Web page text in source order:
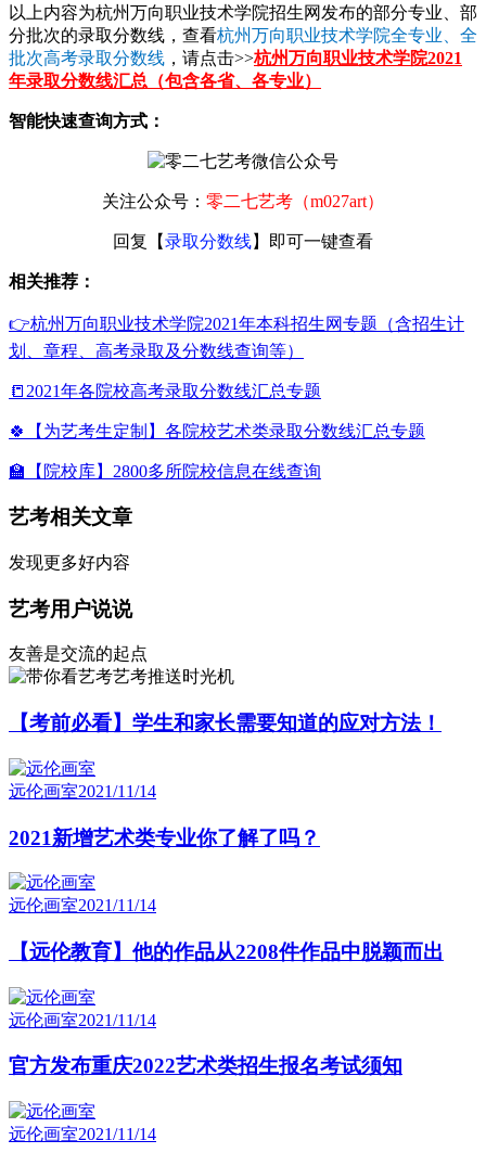
以上内容为杭州万向职业技术学院招生网发布的部分专业、部
分批次的录取分数线，查看杭州万向职业技术学院全专业、全
批次高考录取分数线 ，请点击>>杭州万向职业技术学院2021
年录取分数线汇总（包含各省、各专业）
智能快速查询方式：
关注公众号： 零二七艺考（m027art）
回复【录取分数线】即可一键查看
相关推荐：
👉杭州万向职业技术学院2021年本科招生网专题（含招生计
划、章程、高考录取及分数线查询等）
📒2021年各院校高考录取分数线汇总专题
🍀【为艺考生定制】各院校艺术类录取分数线汇总专题
🏫【院校库】2800多所院校信息在线查询
艺考相关文章
发现更多好内容
艺考用户说说
友善是交流的起点
艺考推送时光机
【考前必看】学生和家长需要知道的应对方法！
远伦画室2021/11/14
2021新增艺术类专业你了解了吗？
远伦画室2021/11/14
【远伦教育】他的作品从2208件作品中脱颖而出
远伦画室2021/11/14
官方发布重庆2022艺术类招生报名考试须知
远伦画室2021/11/14